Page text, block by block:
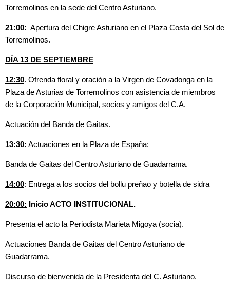
Torremolinos en la sede del Centro Asturiano.
21:00: Apertura del Chigre Asturiano en el Plaza Costa del Sol de
Torremolinos.
DÍA 13 DE SEPTIEMBRE
12:30. Ofrenda floral y oración a la Virgen de Covadonga en la
Plaza de Asturias de Torremolinos con asistencia de miembros
de la Corporación Municipal, socios y amigos del C.A.
Actuación del Banda de Gaitas.
13:30: Actuaciones en la Plaza de España:
Banda de Gaitas del Centro Asturiano de Guadarrama.
14:00: Entrega a los socios del bollu preñao y botella de sidra
20:00: Inicio ACTO INSTITUCIONAL.
Presenta el acto la Periodista Marieta Migoya (socia).
Actuaciones Banda de Gaitas del Centro Asturiano de
Guadarrama.
Discurso de bienvenida de la Presidenta del C. Asturiano.